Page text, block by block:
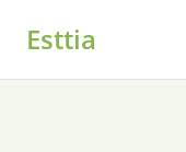
Esttia